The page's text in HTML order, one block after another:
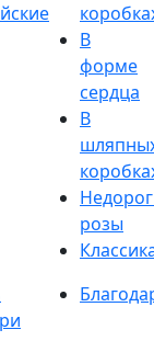
В
форме
сердца
В
розы